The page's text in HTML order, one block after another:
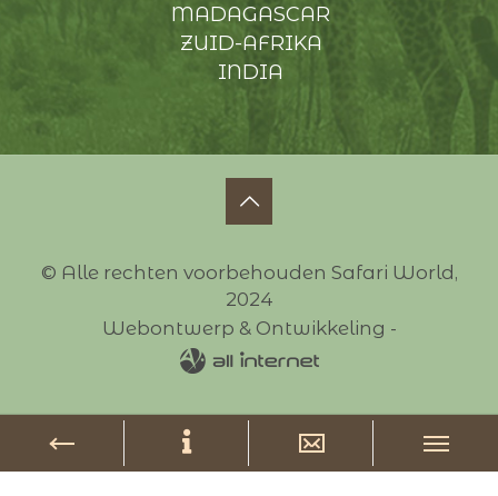
MADAGASCAR
ZUID-AFRIKA
INDIA
© Alle rechten voorbehouden Safari World,
2024
Webontwerp & Ontwikkeling -